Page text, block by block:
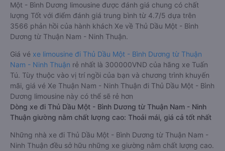
Một - Bình Dương limousine được đánh giá chung có chất
lượng Tốt với điểm đánh giá trung bình từ 4.7/5 dựa trên
3566 phản hồi của hành khách Xe về Thủ Dầu Một - Bình
Dương từ Thuận Nam - Ninh Thuận.
Giá vé xe limousine đi Thủ Dầu Một - Bình Dương từ Thuận
Nam - Ninh Thuận rẻ nhất là 300000VND của hãng xe Tuấn
Tú. Tùy thuộc vào vị trí ngồi của bạn và chương trình khuyến
mãi, giá vé Xe Thuận Nam - Ninh Thuận đi Thủ Dầu Một - Bình
Dương limousine này có thể sẽ rẻ hơn
Dòng xe đi Thủ Dầu Một - Bình Dương từ Thuận Nam - Ninh
Thuận giường nằm chất lượng cao: Thoải mái, giá cả tốt nhất
Những nhà xe đi Thủ Dầu Một - Bình Dương từ Thuận Nam -
Ninh Thuận đều sở hữu những xe giường nằm chất lượng cao.